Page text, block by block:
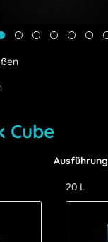
Cube
Ausführung
20 L